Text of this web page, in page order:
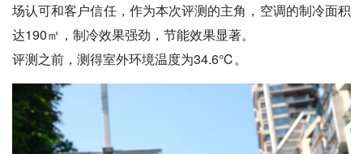
场认可和客户信任，作为本次评测的主角，空调的制冷面积
达190㎡，制冷效果强劲，节能效果显著。
评测之前，测得室外环境温度为34.6℃。